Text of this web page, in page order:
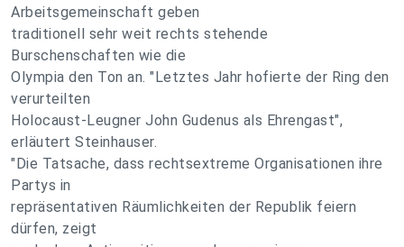
Arbeitsgemeinschaft geben
traditionell sehr weit rechts stehende
Burschenschaften wie die
Olympia den Ton an. "Letztes Jahr hofierte der Ring den
verurteilten
Holocaust-Leugner John Gudenus als Ehrengast",
erläutert Steinhauser.
"Die Tatsache, dass rechtsextreme Organisationen ihre
Partys in
repräsentativen Räumlichkeiten der Republik feiern
dürfen, zeigt